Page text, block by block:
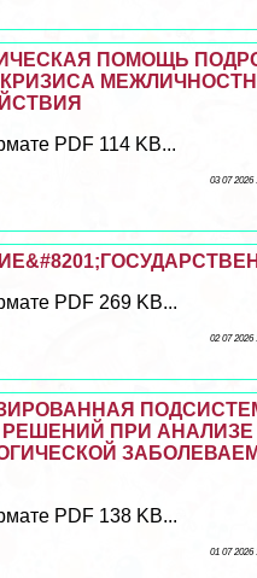
ПОМОЩЬ
PDF 114 KB...
03 07 2026
PDF 269 KB...
02 07 2026
ПРИ АНАЛИЗЕ
PDF 138 KB...
01 07 2026